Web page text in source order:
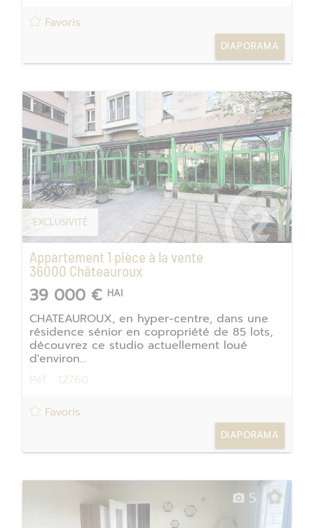
Favoris
DIAPORAMA
EXCLUSIVITÉ
5
Appartement 1 pièce à la vente
36000 Châteauroux
39 000 € HAI
CHATEAUROUX, en hyper-centre, dans une
résidence sénior en copropriété de 85 lots,
découvrez ce studio actuellement loué
d'environ...
Réf : 12760
Favoris
DIAPORAMA
5